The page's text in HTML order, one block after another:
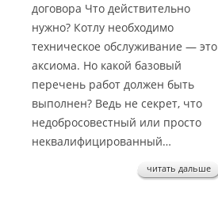
договора Что действительно
нужно? Котлу необходимо
техническое обслуживание — это
аксиома. Но какой базовый
перечень работ должен быть
выполнен? Ведь не секрет, что
недобросовестный или просто
неквалифицированный…
читать дальше